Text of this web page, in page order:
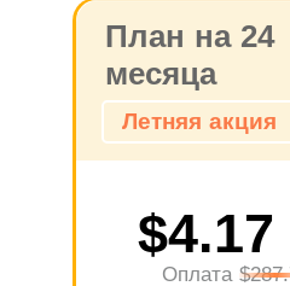
План на 24
месяца
Летняя акция
Оплата